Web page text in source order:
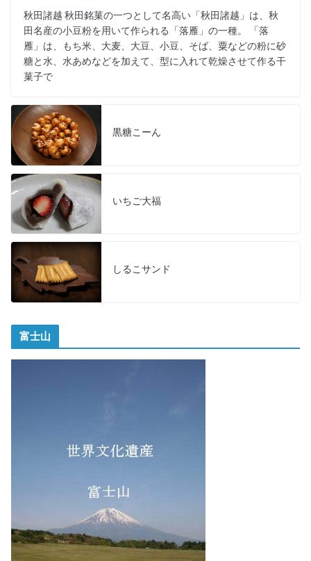
秋田諸越 秋田銘菓の一つとして名高い「秋田諸越」は、秋
田名産の小豆粉を用いて作られる「落雁」の一種。 「落
雁」は、もち米、大麦、大豆、小豆、そば、粟などの粉に砂
糖と水、水あめなどを加えて、型に入れて乾燥させて作る干
菓子で
黒糖こーん
いちご大福
しるこサンド
富士山